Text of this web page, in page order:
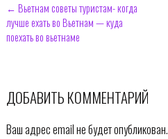
← Вьетнам советы туристам- когда
лучше ехать во Вьетнам — куда
поехать во вьетнаме
ДОБАВИТЬ КОММЕНТАРИЙ
Ваш адрес email не будет опубликован.